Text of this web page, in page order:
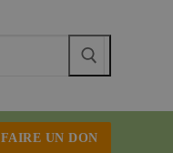
FAIRE UN DON